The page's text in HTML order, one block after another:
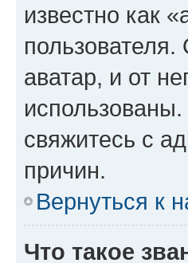
известно как
аватар, и от
свяжитесь с
причин.
Вернуться к
Что такое